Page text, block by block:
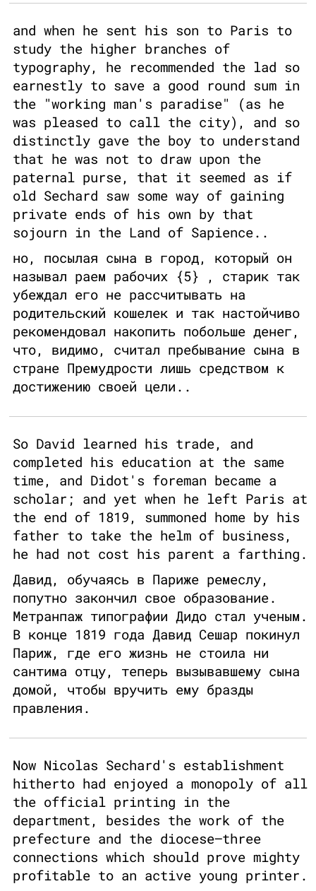
and when he sent his son to Paris to
study the higher branches of
typography, he recommended the lad so
earnestly to save a good round sum in
the "working man's paradise" (as he
was pleased to call the city), and so
distinctly gave the boy to understand
that he was not to draw upon the
paternal purse, that it seemed as if
old Sechard saw some way of gaining
private ends of his own by that
sojourn in the Land of Sapience..
но, посылая сына в город, который он
называл раем рабочих {5} , старик так
убеждал его не рассчитывать на
родительский кошелек и так настойчиво
рекомендовал накопить побольше денег,
что, видимо, считал пребывание сына в
стране Премудрости лишь средством к
достижению своей цели..
So David learned his trade, and
completed his education at the same
time, and Didot's foreman became a
scholar; and yet when he left Paris at
the end of 1819, summoned home by his
father to take the helm of business,
he had not cost his parent a farthing.
Давид, обучаясь в Париже ремеслу,
попутно закончил свое образование.
Метранпаж типографии Дидо стал ученым.
В конце 1819 года Давид Сешар покинул
Париж, где его жизнь не стоила ни
сантима отцу, теперь вызывавшему сына
домой, чтобы вручить ему бразды
правления.
Now Nicolas Sechard's establishment
hitherto had enjoyed a monopoly of all
the official printing in the
department, besides the work of the
prefecture and the diocese—three
connections which should prove mighty
profitable to an active young printer.